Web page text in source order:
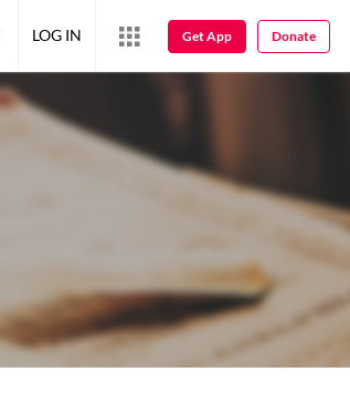
LOG IN Get App Donate